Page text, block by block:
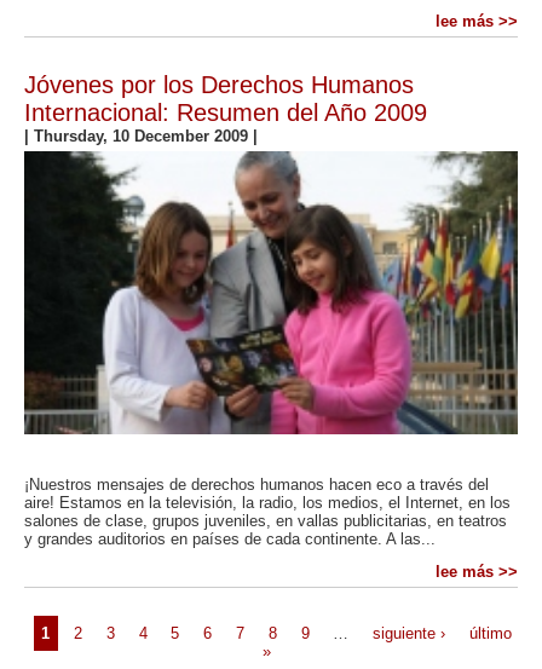
lee más >>
Jóvenes por los Derechos Humanos
Internacional: Resumen del Año 2009
| Thursday, 10 December 2009 |
¡Nuestros mensajes de derechos humanos hacen eco a través del
aire! Estamos en la televisión, la radio, los medios, el Internet, en los
salones de clase, grupos juveniles, en vallas publicitarias, en teatros
y grandes auditorios en países de cada continente. A las...
lee más >>
1 2 3 4 5 6 7 8 9 … siguiente ›
último
»